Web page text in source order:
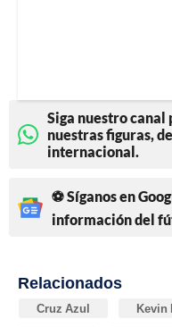
Siga nuestro
nuestras figuras,
internacional.
⚽ Síganos en
información del
Relacionados
Cruz Azul Kevin